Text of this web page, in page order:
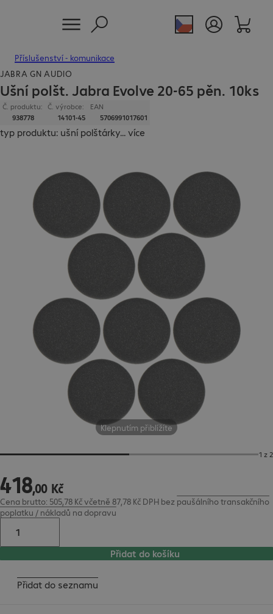
Příslušenství - komunikace
Klepnutím přiblížíte
1 z 2
JABRA GN AUDIO
Ušní polšt. Jabra Evolve 20-65 pěn. 10ks
Č. produktu:
938778
Č. výrobce:
14101-45
EAN
5706991017601
typ produktu: ušní polštárky...více
418,00 Kč
418,00 Kč
Cena brutto: 505,78 Kč včetně 87,78 Kč DPH bez paušálního transakčního
poplatku / nákladů na dopravu
Přidat do košíku
Přidat do seznamu